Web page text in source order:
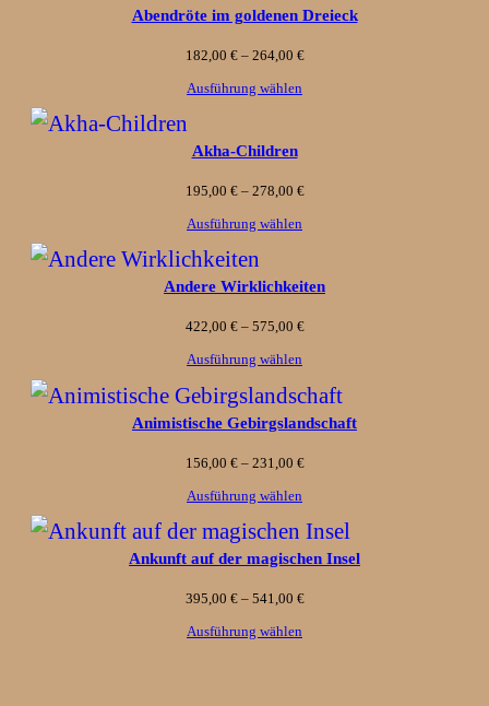
Abendröte im goldenen Dreieck
182,00 € – 264,00 €Preisspanne:
Ausführung wählen
Akha-Children
195,00 € – 278,00 €Preisspanne:
278,00 €
Ausführung wählen
Andere Wirklichkeiten
422,00 € – 575,00 €Preisspanne:
bis
575,00 €
Ausführung wählen
Animistische Gebirgslandschaft
156,00 € – 231,00 €Preisspanne:
bis
231,00 €
Ausführung wählen
Ankunft auf der magischen Insel
395,00 € – 541,00 €Preisspanne:
Ausführung wählen